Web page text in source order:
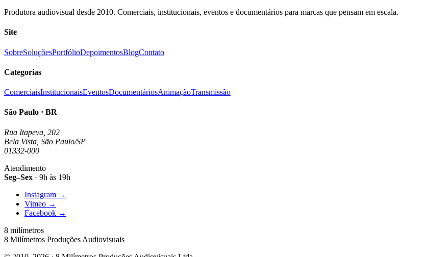
Produtora audiovisual desde 2010. Comerciais, institucionais, eventos e documentários para marcas que pensam em escala.
Site
SobreSoluçõesPortfólioDepoimentosBlogContato
Categorias
ComerciaisInstitucionaisEventosDocumentáriosAnimaçãoTransmissão
São Paulo · BR
Rua Itapeva, 202
Bela Vista, São Paulo/SP
01332-000
Atendimento
Seg–Sex · 9h às 19h
Instagram →
Vimeo →
Facebook →
8 milímetros
8 Milímetros Produções Audiovisuais